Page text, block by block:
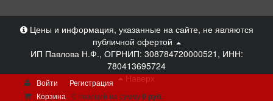
Цены и информация, указанные на сайте, не являются
публичной офертой
ИП Павлова Н.Ф., ОГРНИП: 308784720000521, ИНН:
780413695724
Наверх
Войти
Регистрация
Корзина
0 позиций на сумму0 руб.